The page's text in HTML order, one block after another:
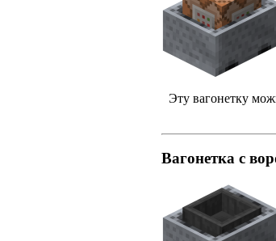
Эту вагонетку
Вагонетка с